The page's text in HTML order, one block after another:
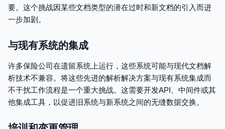
要。这个挑战因某些文档类型的潜在过时和新文档的引入而进
一步加剧。
与现有系统的集成
许多保险公司在遗留系统上运行，这些系统可能与现代文档解
析技术不兼容。将这些先进的解析解决方案与现有系统集成而
不干扰工作流程是一个重大挑战。这需要开发API、中间件或其
他集成工具，以促进旧系统与新系统之间的无缝数据交换。